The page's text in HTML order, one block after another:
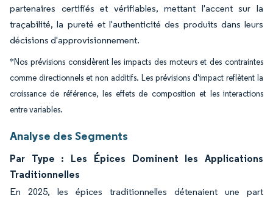
partenaires certifiés et vérifiables, mettant l'accent sur la
traçabilité, la pureté et l'authenticité des produits dans leurs
décisions d'approvisionnement.
*Nos prévisions considèrent les impacts des moteurs et des contraintes
comme directionnels et non additifs. Les prévisions d'impact reflètent la
croissance de référence, les effets de composition et les interactions
entre variables.
Analyse des Segments
Par Type : Les Épices Dominent les Applications
Traditionnelles
En 2025, les épices traditionnelles détenaient une part